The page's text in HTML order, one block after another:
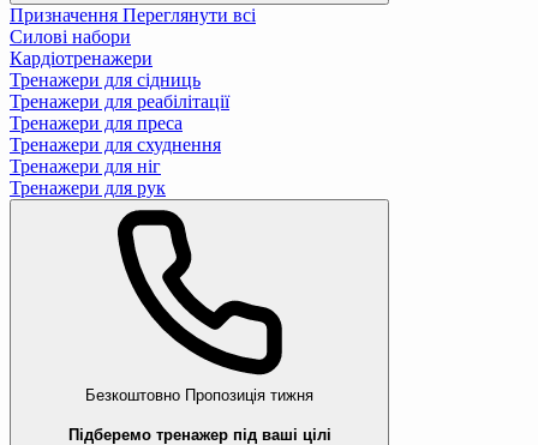
Призначення Переглянути всі
Силові набори
Кардіотренажери
Тренажери для сідниць
Тренажери для реабілітації
Тренажери для преса
Тренажери для схуднення
Тренажери для ніг
Тренажери для рук
Безкоштовно Пропозиція тижня
Підберемо тренажер під ваші цілі